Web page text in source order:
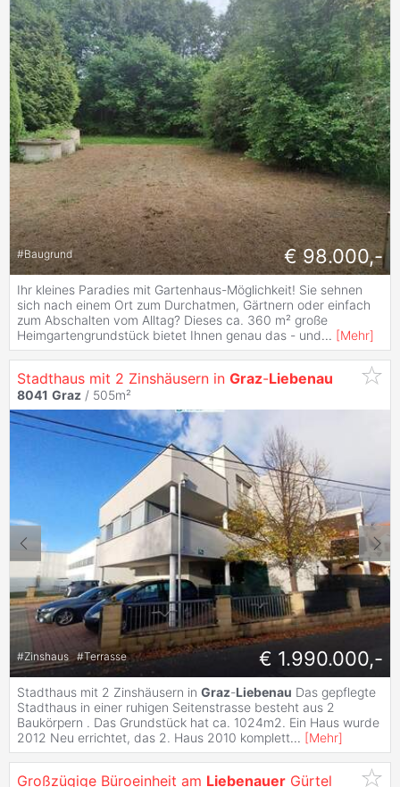
#Baugrund € 98.000,-
Ihr kleines Paradies mit Gartenhaus-Möglichkeit! Sie sehnen
sich nach einem Ort zum Durchatmen, Gärtnern oder einfach
zum Abschalten vom Alltag? Dieses ca. 360 m² große
Heimgartengrundstück bietet Ihnen genau das - und... [Mehr]
Stadthaus mit 2 Zinshäusern in Graz-Liebenau
8041 Graz / 505m²
#Zinshaus #Terrasse € 1.990.000,-
Stadthaus mit 2 Zinshäusern in Graz-Liebenau Das gepflegte
Stadthaus in einer ruhigen Seitenstrasse besteht aus 2
Baukörpern . Das Grundstück hat ca. 1024m2. Ein Haus wurde
2012 Neu errichtet, das 2. Haus 2010 komplett... [Mehr]
Großzügige Büroeinheit am Liebenauer Gürtel